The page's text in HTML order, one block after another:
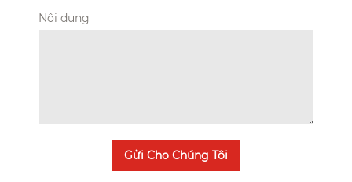
Nội dung
Gửi Cho Chúng Tôi